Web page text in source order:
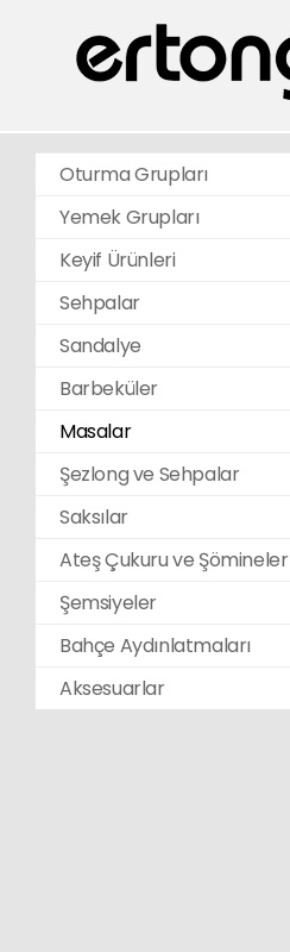
Oturma Grupları
Yemek Grupları
Keyif Ürünleri
Sehpalar
Sandalye
Barbeküler
Masalar
Şezlong ve Sehpalar
Saksılar
Ateş Çukuru ve Şömineler
Şemsiyeler
Bahçe Aydınlatmaları
Aksesuarlar